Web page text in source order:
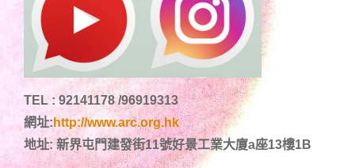
TEL : 92141178 /96919313
網址: http://www.arc.org.hk
地址: 新界屯門建發街11號好景工業大廈a座13樓1B